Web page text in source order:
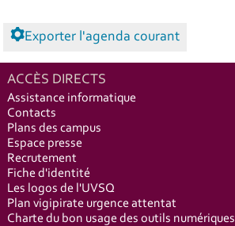
Exporter l'agenda courant
ACCÈS DIRECTS
Assistance informatique
Contacts
Plans des campus
Espace presse
Recrutement
Fiche d'identité
Les logos de l'UVSQ
Plan vigipirate urgence attentat
Charte du bon usage des outils numériques